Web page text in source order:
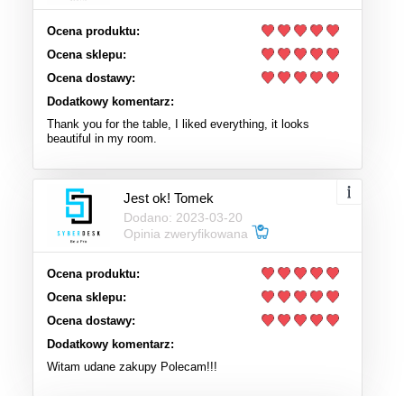
Ocena produktu:
Ocena sklepu:
Ocena dostawy:
Dodatkowy komentarz:
Thank you for the table, I liked everything, it looks
beautiful in my room.
Jest ok! Tomek
Dodano: 2023-03-20
Opinia zweryfikowana
Ocena produktu:
Ocena sklepu:
Ocena dostawy:
Dodatkowy komentarz:
Witam udane zakupy Polecam!!!